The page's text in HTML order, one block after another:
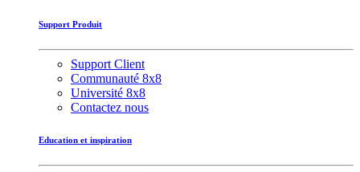
Support Produit
Support Client
Communauté 8x8
Université 8x8
Contactez nous
Education et inspiration